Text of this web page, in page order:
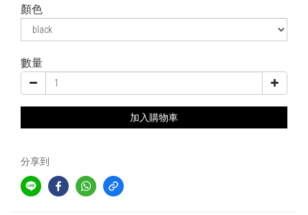
顏色
數量
加入購物車
分享到